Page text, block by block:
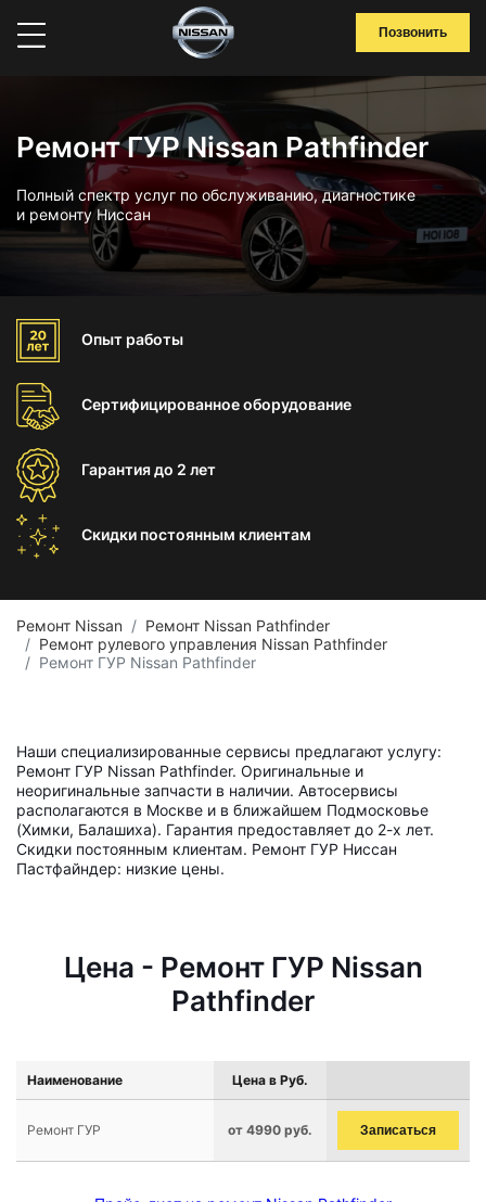
Позвонить
Ремонт ГУР Nissan Pathfinder
Полный спектр услуг по обслуживанию, диагностике
и ремонту Ниссан
Опыт работы
Сертифицированноеоборудование
Гарантиядо 2 лет
Скидки постоянным клиентам
Ремонт Nissan
Ремонт Nissan Pathfinder
Ремонт рулевого управления Nissan Pathfinder
Ремонт ГУР Nissan Pathfinder
Наши специализированные сервисы предлагают услугу:
Ремонт ГУР Nissan Pathfinder. Оригинальные и
неоригинальные запчасти в наличии. Автосервисы
располагаются в Москве и в ближайшем Подмосковье
(Химки, Балашиха). Гарантия предоставляет до 2-х лет.
Скидки постоянным клиентам. Ремонт ГУР Ниссан
Пастфайндер: низкие цены.
Цена - Ремонт ГУР Nissan
Pathfinder
Наименование Цена в Руб.
Ремонт ГУР от 4990 руб. Записаться